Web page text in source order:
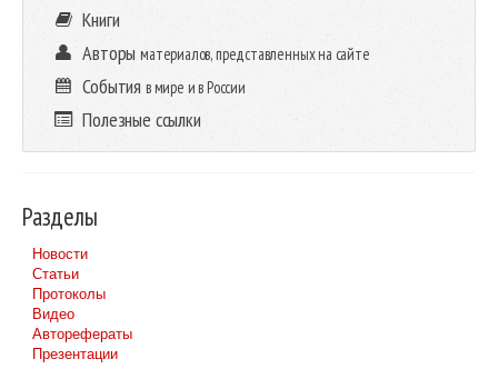
Книги
Авторыматериалов, представленных на сайте
События в мире и в России
Полезные ссылки
Разделы
Новости
Статьи
Протоколы
Видео
Авторефераты
Презентации